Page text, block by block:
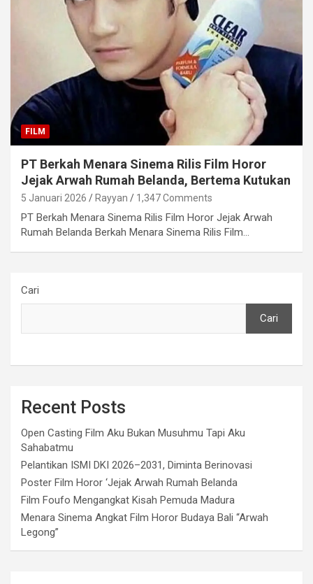
FILM
PT Berkah Menara Sinema Rilis Film Horor
Jejak Arwah Rumah Belanda, Bertema Kutukan
5 Januari 2026 Rayyan 1,347 Comments
PT Berkah Menara Sinema Rilis Film Horor Jejak Arwah
Rumah Belanda Berkah Menara Sinema Rilis Film…
Cari
Cari
Recent Posts
Open Casting Film Aku Bukan Musuhmu Tapi Aku
Sahabatmu
Pelantikan ISMI DKI 2026–2031, Diminta Berinovasi
Poster Film Horor ‘Jejak Arwah Rumah Belanda
Film Foufo Mengangkat Kisah Pemuda Madura
Menara Sinema Angkat Film Horor Budaya Bali “Arwah
Legong”